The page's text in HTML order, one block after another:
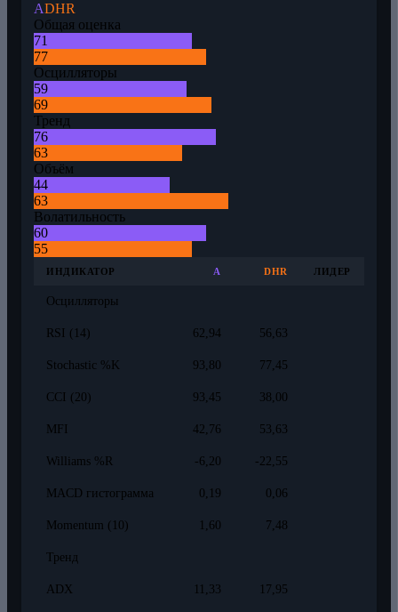
ADHR
Общая оценка
71
77
Осцилляторы
59
69
Тренд
76
63
Объём
44
63
Волатильность
60
55
ИНДИКАТОР A DHR ЛИДЕР
Осцилляторы
RSI (14) 62,94 56,63
Stochastic %K 93,80 77,45
CCI (20) 93,45 38,00
MFI 42,76 53,63
Williams %R -6,20 -22,55
MACD гистограмма 0,19 0,06
Momentum (10) 1,60 7,48
Тренд
ADX 11,33 17,95